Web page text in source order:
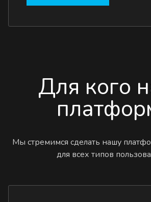
Для кого
Мы стремимся сделать нашу
для всех типов